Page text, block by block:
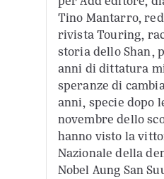
Tino Mantarro,
rivista Touring,
storia dello Shan,
anni di dittatura
speranze di
anni, specie dopo
novembre dello
hanno visto la
Nazionale della
Nobel Aung San